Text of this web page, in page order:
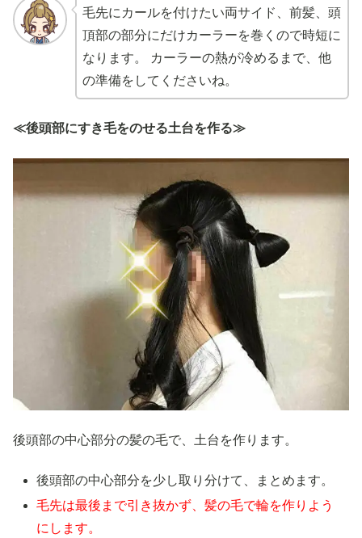
毛先にカールを付けたい両サイド、前髪、頭
頂部の部分にだけカーラーを巻くので時短に
なります。 カーラーの熱が冷めるまで、他
の準備をしてくださいね。
≪後頭部にすき毛をのせる土台を作る≫
後頭部の中心部分の髪の毛で、土台を作ります。
後頭部の中心部分を少し取り分けて、まとめます。
毛先は最後まで引き抜かず、髪の毛で輪を作りよう
にします。